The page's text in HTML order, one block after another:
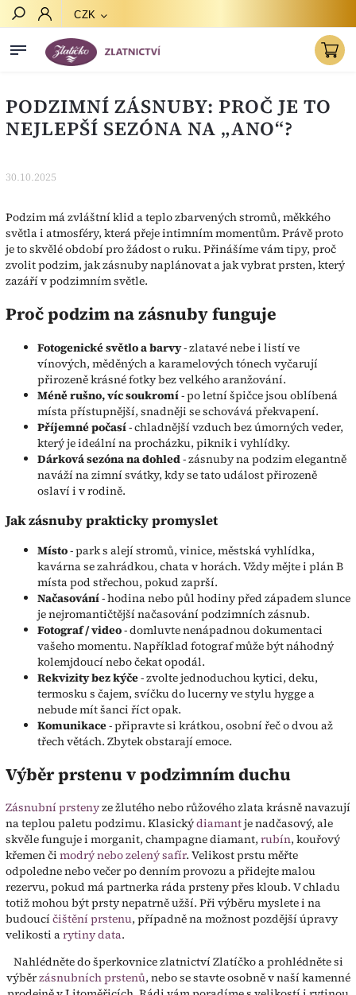
CZK
PODZIMNÍ ZÁSNUBY: PROČ JE TO
NEJLEPŠÍ SEZÓNA NA „ANO“?
30.10.2025
Podzim má zvláštní klid a teplo zbarvených stromů, měkkého
světla i atmosféry, která přeje intimním momentům. Právě proto
je to skvělé období pro žádost o ruku. Přinášíme vám tipy, proč
zvolit podzim, jak zásnuby naplánovat a jak vybrat prsten, který
zazáří v podzimním světle.
Proč podzim na zásnuby funguje
Fotogenické světlo a barvy- zlatavé nebe i listí ve
vínových, měděných a karamelových tónech vyčarují
přirozeně krásné fotky bez velkého aranžování.
Méně rušno, víc soukromí- po letní špičce jsou oblíbená
místa přístupnější, snadněji se schovává překvapení.
Příjemné počasí- chladnější vzduch bez úmorných veder,
který je ideální na procházku, piknik i vyhlídky.
Dárková sezóna na dohled- zásnuby na podzim elegantně
naváží na zimní svátky, kdy se tato událost přirozeně
oslaví i v rodině.
Jak zásnuby prakticky promyslet
Místo- park s alejí stromů, vinice, městská vyhlídka,
kavárna se zahrádkou, chata v horách. Vždy mějte i plán B
místa pod střechou, pokud zaprší.
Načasování- hodina nebo půl hodiny před západem slunce
je nejromantičtější načasování podzimních zásnub.
Fotograf / video- domluvte nenápadnou dokumentaci
vašeho momentu. Například fotograf může být náhodný
kolemjdoucí nebo čekat opodál.
Rekvizity bez kýče- zvolte jednoduchou kytici, deku,
termosku s čajem, svíčku do lucerny ve stylu hygge a
nebude mít šanci říct opak.
Komunikace- připravte si krátkou, osobní řeč o dvou až
třech větách. Zbytek obstarají emoce.
Výběr prstenu v podzimním duchu
Zásnubní prstenyze žlutého nebo růžového zlata krásně navazují
na teplou paletu podzimu. Klasickýdiamantje nadčasový, ale
skvěle funguje i morganit, champagne diamant, rubín, kouřový
křemen či modrý nebo zelený safír. Velikost prstu měřte
odpoledne nebo večer po denním provozu a přidejte malou
rezervu, pokud má partnerka ráda prsteny přes kloub. V chladu
totiž mohou být prsty nepatrně užší. Při výběru myslete i na
budoucí čištění prstenu, případně na možnost pozdější úpravy
velikosti arytiny data.
Nahlédněte do šperkovnice zlatnictví Zlatíčko a prohlédněte si
výběrzásnubních prstenů, nebo se stavte osobně v naší kamenné